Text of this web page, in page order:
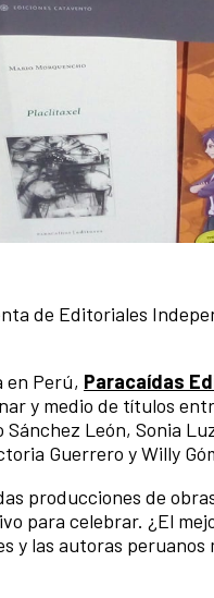
de Editoriales
en Perú, Paracaídas
y medio de títulos
León, Sonia
Guerrero y Willy
producciones de
para celebrar. ¿El
y las autoras